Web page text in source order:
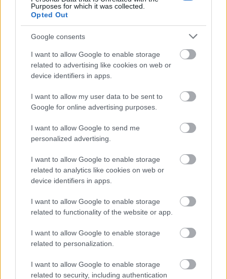
Purposes for which it was collected.
Opted Out
Google consents
I want to allow Google to enable storage
related to advertising like cookies on web or
device identifiers in apps.
I want to allow my user data to be sent to
Google for online advertising purposes.
I want to allow Google to send me
personalized advertising.
I want to allow Google to enable storage
related to analytics like cookies on web or
device identifiers in apps.
I want to allow Google to enable storage
related to functionality of the website or app.
I want to allow Google to enable storage
related to personalization.
I want to allow Google to enable storage
related to security, including authentication
Tele van az internet csodaszerekről szóló hírekkel,
cikkekkel, amelyek fogyasztása jó hatással van a
vércukorszintre, fogyasztásukkal ellensúlyozhatjuk
mértéktelen szénhidrát-bevitelünket,
mozgásszegény életmódunkat. De ideje felnőnünk,
és belátnunk, hogy csodák nincsenek! Bár bizonyos…
A szív-érrendszeri autonóm
neuropátia növeli a néma infarktus